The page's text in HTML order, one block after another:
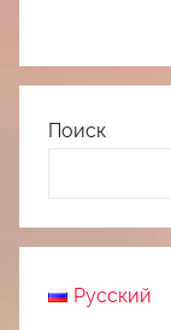
Поиск
Русский